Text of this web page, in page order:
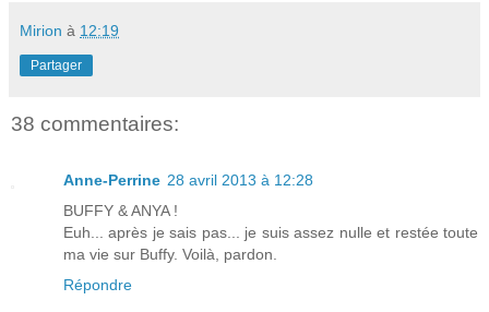
Mirion à 12:19
Partager
38 commentaires:
Anne-Perrine 28 avril 2013 à 12:28
BUFFY & ANYA !
Euh... après je sais pas... je suis assez nulle et restée toute
ma vie sur Buffy. Voilà, pardon.
Répondre